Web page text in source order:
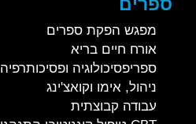
מפגש הפקת ספרים
אורח חיים בריא
ספריפסיכולוגיה ופסיכותרפיה
ניהול, אימו וקואצ'ינג
עבודה קבוצתית